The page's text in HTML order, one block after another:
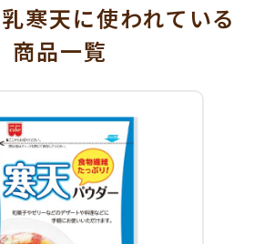
寒天に使われている
商品一覧